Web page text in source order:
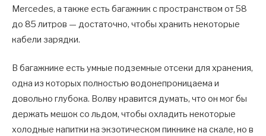
Mercedes, а также есть багажник с пространством от 58
до 85 литров — достаточно, чтобы хранить некоторые
кабели зарядки.
В багажнике есть умные подземные отсеки для хранения,
одна из которых полностью водонепроницаема и
довольно глубока. Волву нравится думать, что он мог бы
держать мешок со льдом, чтобы охладить некоторые
холодные напитки на экзотическом пикнике на скале, но в